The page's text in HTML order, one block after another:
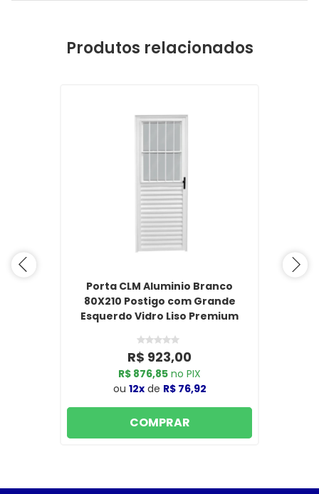
Produtos relacionados
Porta CLM Aluminio Branco
80X210 Postigo com Grande
Esquerdo Vidro Liso Premium
R$ 923,00
R$ 876,85 no PIX
ou 12xde R$ 76,92
COMPRAR